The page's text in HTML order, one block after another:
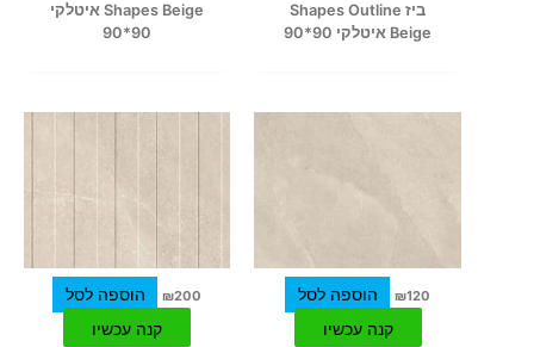
ביז Shapes Outline
Beige איטלקי 90*90
Shapes Beige איטלקי
90*90
₪120
הוספה לסל
קנה עכשיו
₪200
הוספה לסל
קנה עכשיו